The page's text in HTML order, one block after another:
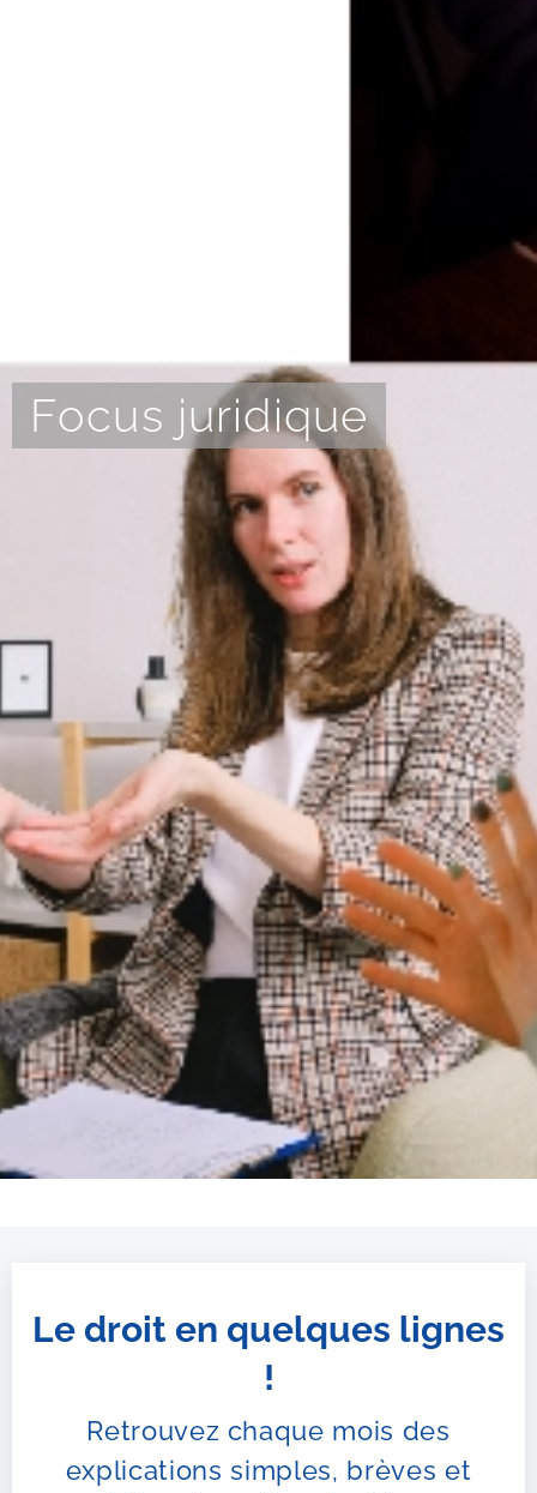
Focus juridique
Le droit en quelques lignes
!
Retrouvez chaque mois des
explications simples, brèves et